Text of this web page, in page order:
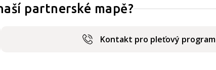
partnerské mapě?
Kontakt pro pleťový program